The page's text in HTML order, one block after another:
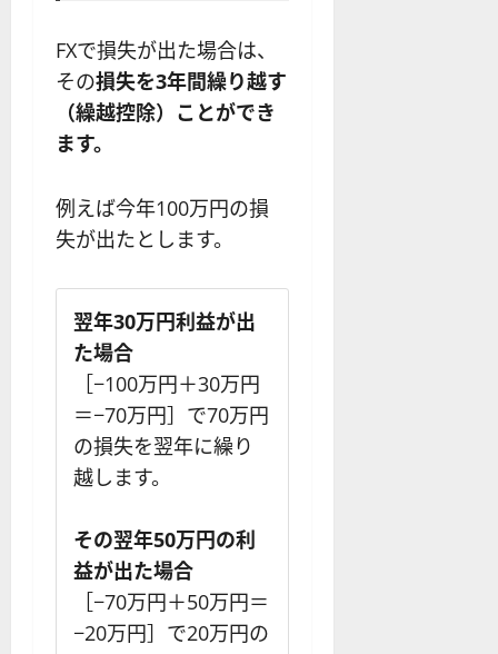
FXで損失が出た場合は、
その損失を3年間繰り越す
（繰越控除）ことができ
ます。
例えば今年100万円の損
失が出たとします。
翌年30万円利益が出
た場合
［−100万円＋30万円
＝−70万円］で70万円
の損失を翌年に繰り
越します。
その翌年50万円の利
益が出た場合
［−70万円＋50万円＝
−20万円］で20万円の